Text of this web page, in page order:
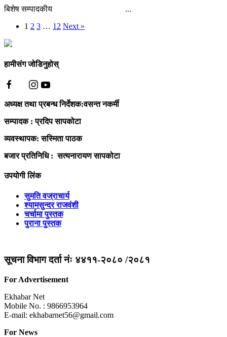
बिशेष सम्पादकीय ...
1 2 3 … 12 Next »
हामीसंग जोडिनुहोस्
अध्यक्ष तथा प्रबन्ध निर्देशक:वसन्त नकर्मी
सम्पादक : प्रदिप सापकोटा
व्यवस्थापक: सस्मिता पाठक
बजार प्रतिनिधि : सत्यनारायण सापकोटा
उपयोगी लिंक
सुमति वज्राचार्य
श्यामसुन्दर राजवंशी
चर्चामा पुस्तक
पुराना पुस्तक
सूचना विभाग दर्ता नंः ४४११-२०८० /२०८१
For Advertisement
Ekhabar Net
Mobile No. : 9866953964
E-mail: ekhabarnet56@gmail.com
For News